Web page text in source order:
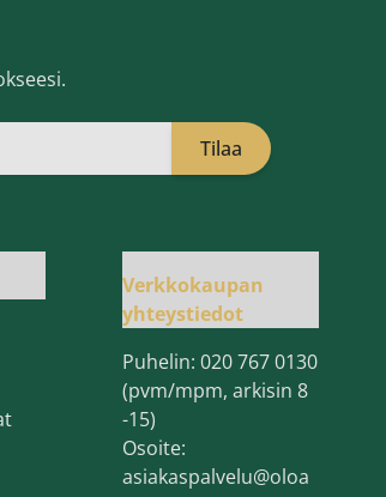
Tilaa
Verkkokaupan
yhteystiedot
Puhelin: 020 767 0130
(pvm/mpm, arkisin 8
-15)
Osoite:
asiakaspalvelu@oloa